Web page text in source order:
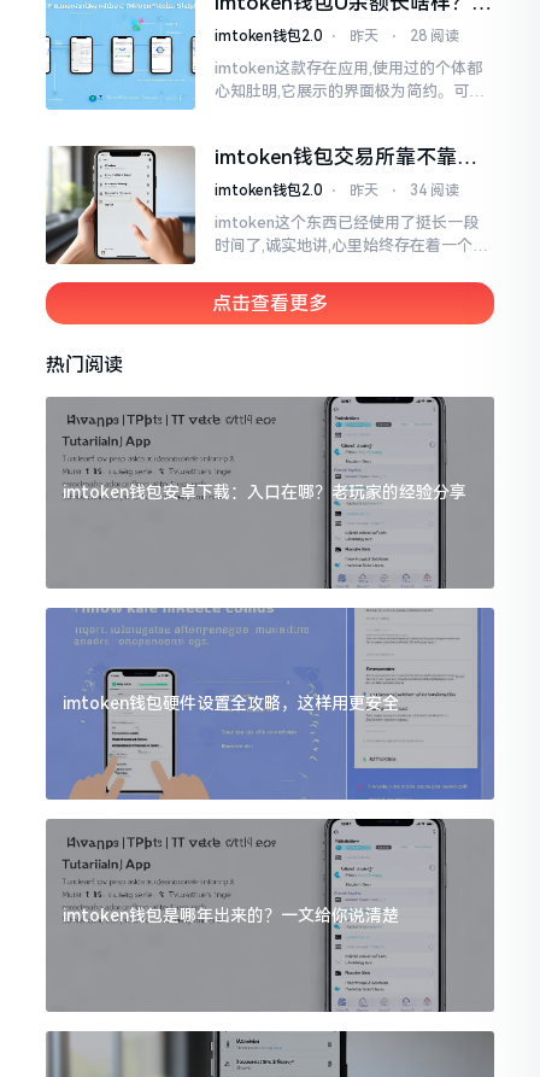
图这样看
imtoken钱包2.0 ⋅ 昨天 ⋅ 28 阅读
imtoken这款存在应用,使用过的个体都
心知肚明,它展示的界面极为简约。可是,
imtoken钱包交易所靠不靠
谱？老玩家说说心里话
imtoken钱包2.0 ⋅ 昨天 ⋅ 34 阅读
imtoken这个东西已经使用了挺长一段
时间了,诚实地讲,心里始终存在着一个疙
边就稍微有点让人不放心。今天来谈论
这个事情
点击查看更多
热门阅读
imtoken钱包安卓下载：入口在哪？老玩家的经验分享
imtoken钱包硬件设置全攻略，这样用更安全
imtoken钱包是哪年出来的？一文给你说清楚